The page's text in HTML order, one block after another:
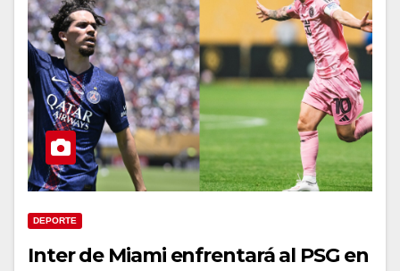
DEPORTE
Inter de Miami enfrentará al PSG en